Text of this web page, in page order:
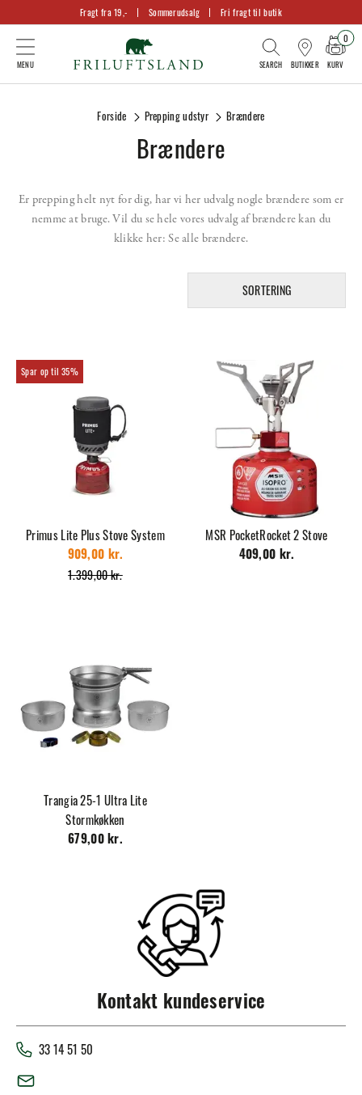
Fragt fra 19,- Sommerudsalg Fri fragt til butik
BUTIKKER KURV
0
Brændere
Forside Prepping udstyr Brændere
Er prepping helt nyt for dig, har vi her udvalg nogle brændere som er
nemme at bruge. Vil du se hele vores udvalg af brændere kan du
klikke her:Se alle brændere.
SORTERING
35%
Primus Lite Plus Stove System
1.399,00 kr.
909,00 kr.
MSR PocketRocket 2 Stove
409,00 kr.
Trangia 25-1 Ultra Lite
Stormkøkken
679,00 kr.
Kontakt kundeservice
33 14 51 50